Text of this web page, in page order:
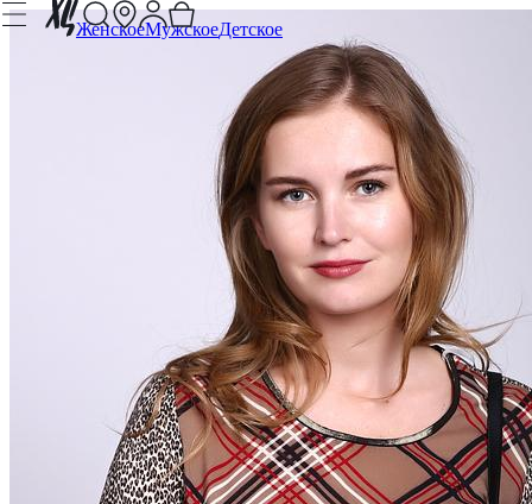
ЖенскоеМужскоеДетское